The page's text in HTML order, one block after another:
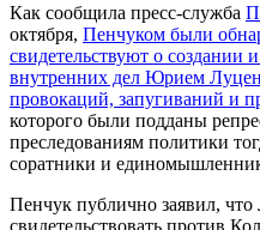
Как сообщила пресс-служба
октября, Пенчуком были
свидетельствуют о
внутренних дел Юрием
провокаций, запугиваний и
которого были подданы
преследованиям политики
соратники и
Пенчук публично заявил, что
свидетельствовать против